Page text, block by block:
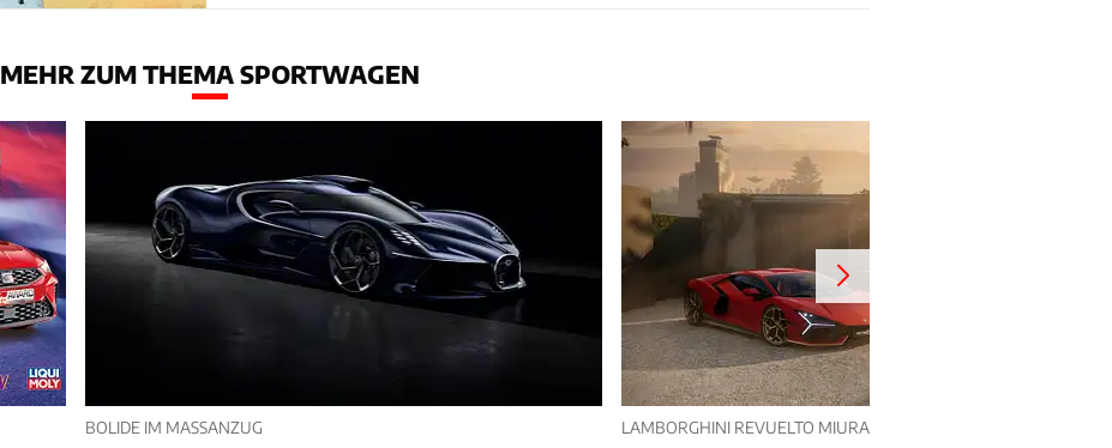
MEHR ZUM THEMA SPORTWAGEN
BOLIDE IM MASSANZUG LAMBORGHINI REVUELTO MIURA 60 HOMAGE (2026)